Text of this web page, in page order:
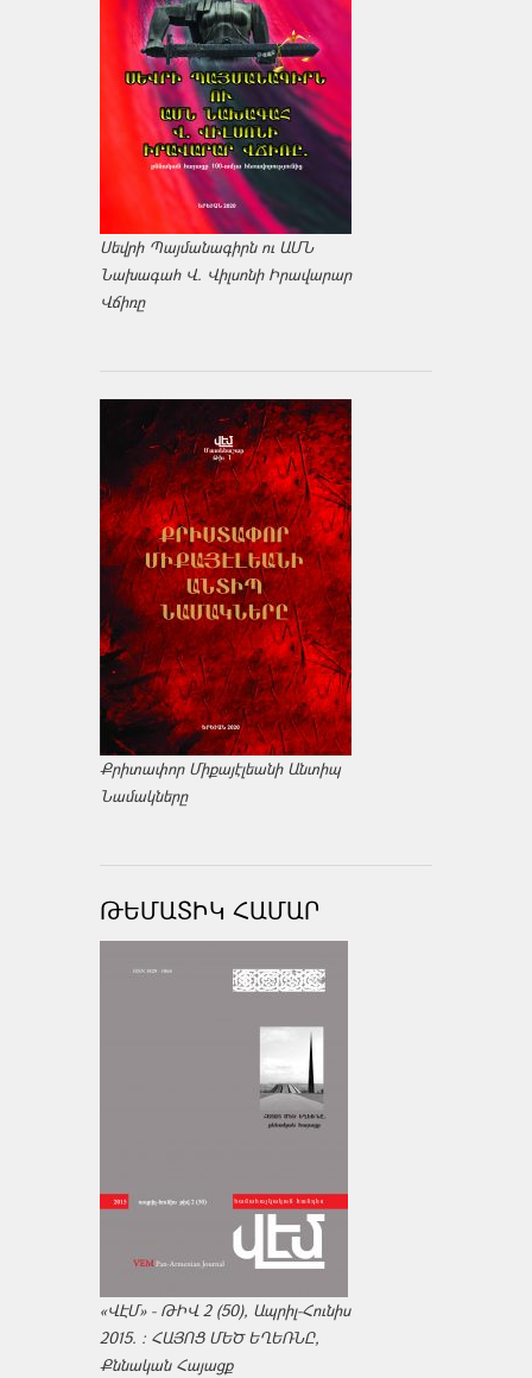
Սեվրի Պայմանագիրն ու ԱՄՆ
Նախագահ Վ. Վիլսոնի Իրավարար
Վճիռը
Քրիտափոր Միքայէլեանի Անտիպ
Նամակները
ԹԵՄԱՏԻԿ ՀԱՄԱՐ
«ՎԷՄ» - ԹԻՎ 2 (50), Ապրիլ-Հունիս
2015. : ՀԱՅՈՑ ՄԵԾ ԵՂԵՌՆԸ,
Քննական Հայացք